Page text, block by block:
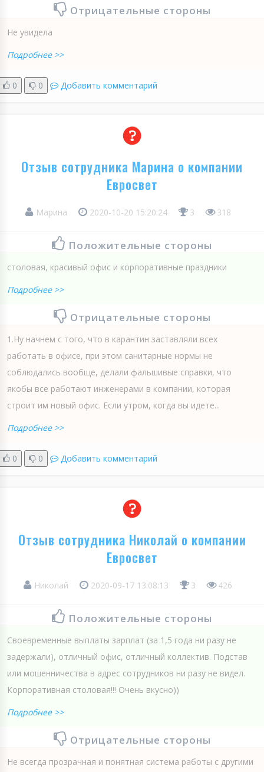
Отрицательные стороны
Не увидела
Подробнее >>
0 0 Добавить комментарий
Отзыв сотрудника Марина о компании
Евросвет
Марина 2020-10-20 15:20:24 3 318
Положительные стороны
столовая, красивый офис и корпоративные праздники
Подробнее >>
Отрицательные стороны
1.Ну начнем с того, что в карантин заставляли всех
работать в офисе, при этом санитарные нормы не
соблюдались вообще, делали фальшивые справки, что
якобы все работают инженерами в компании, которая
строит им новый офис. Если утром, когда вы идете...
Подробнее >>
0 0 Добавить комментарий
Отзыв сотрудника Николай о компании
Евросвет
Николай 2020-09-17 13:08:13 3 426
Положительные стороны
Своевременные выплаты зарплат (за 1,5 года ни разу не
задержали), отличный офис, отличный коллектив. Подстав
или мошенничества в адрес сотрудников ни разу не видел.
Корпоративная столовая!!! Очень вкусно))
Подробнее >>
Отрицательные стороны
Не всегда прозрачная и понятная система работы с другими